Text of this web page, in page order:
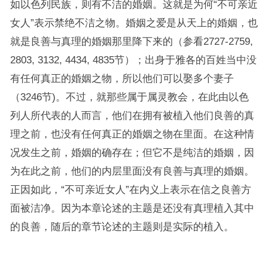
如以色列民族，则有不洁的婚姻。这就是为何“不可亲近
女人”表示禁绝不洁之物。婚姻之爱是从天上的婚姻，也
就是良善与真理的婚姻那里降下来的（参看2727-2759,
2803, 3132, 4434, 4835节）；出身于雅各的百姓当中没
有任何真正的婚姻之物，所以他们可以娶多个妻子
（3246节)。不过，就那些属于属灵教会，在此由以色
列人所代表的人而言，他们在拥有被植入他们良善的真
理之前，也没有任何真正的婚姻之物在里面。在这种情
况发生之前，婚姻的确存在；但它不是纯洁的婚姻，因
为在此之前，他们的内层里面没有良善与真理的婚姻。
正因如此，“不可亲近女人”在内义上表示在信之良善方
面被洁净。因为本章论述的主题是还没有真理植入其中
的良善，随后的章节论述的主题则是实际的植入。